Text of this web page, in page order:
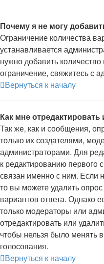
Почему я не могу
Ограничение количества
устанавливается
нужно добавить
ограничение, свяжитесь с
Вернуться к началу
Как мне
Так же, как и сообщения,
только их создателями,
администраторами. Для
к редактированию первого
связан именно с ним. Если
то вы можете удалить
вариантов ответа. Однако
только модераторы или
отредактировать или
чтобы нельзя было менять
голосования.
Вернуться к началу